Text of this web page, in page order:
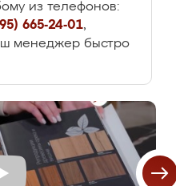
из телефонов:
665-24-01,
менеджер быстро